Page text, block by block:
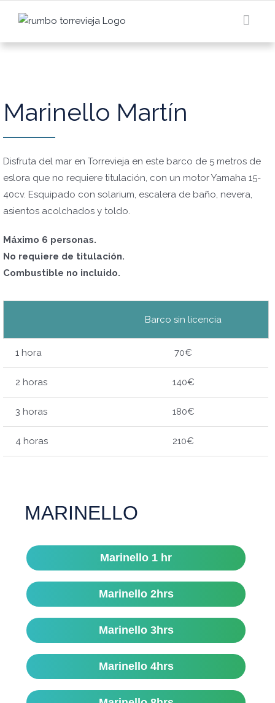
contenido
Marinello Martín
Disfruta del mar en Torrevieja en este barco de 5 metros de
eslora que no requiere titulación, con un motor Yamaha 15-
40cv. Esquipado con solarium, escalera de baño, nevera,
asientos acolchados y toldo.
Máximo 6 personas.
No requiere de titulación.
Combustible no incluido.
Barco sin licencia
1 hora 70€
2 horas 140€
3 horas 180€
4 horas 210€